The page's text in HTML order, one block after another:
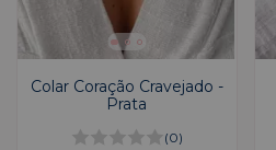
Colar Coração Cravejado -
Prata
(0)